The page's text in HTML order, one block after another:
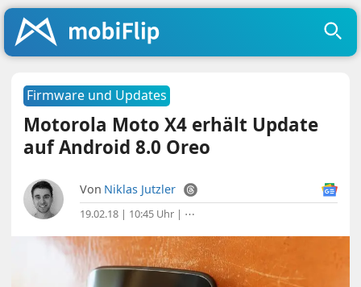
Firmware und Updates
Motorola Moto X4 erhält Update
auf Android 8.0 Oreo
Von Niklas Jutzler
19.02.18 | 10:45 Uhr | ⋯